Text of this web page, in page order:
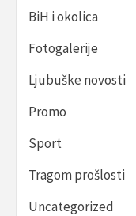
BiH i okolica
Fotogalerije
Ljubuške novosti
Promo
Sport
Tragom prošlosti
Uncategorized